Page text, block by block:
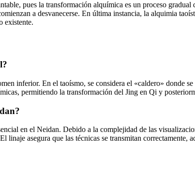
pues la transformación alquímica es un proceso
a desvanecerse. En última instancia, la alquimia
existente.
inferior. En el taoísmo, se considera el «caldero» donde
permitiendo la transformación del Jing en Qi y
en el Neidan. Debido a la complejidad de las
linaje asegura que las técnicas se transmitan